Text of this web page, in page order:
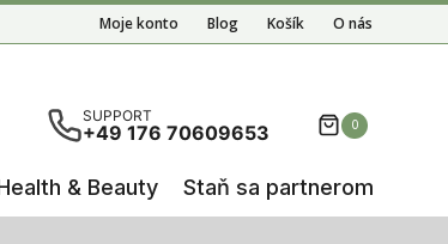
Moje konto Blog Košík O nás
are available use up and down arrows
SUPPORT
+49 176 70609653 0
& Beauty Staň sa partnerom